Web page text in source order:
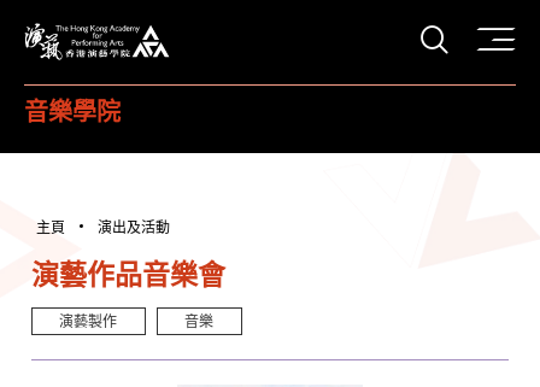
打開
音樂學院
主頁 演出及活動
演藝作品音樂會
演藝製作 音樂